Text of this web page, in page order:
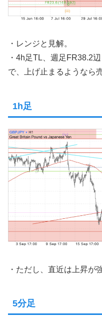
・レンジと見解。
・4h足TL、週足FR38.2
で、上げ止まるようなら
1h足
・ただし、直近は上昇が
5分足